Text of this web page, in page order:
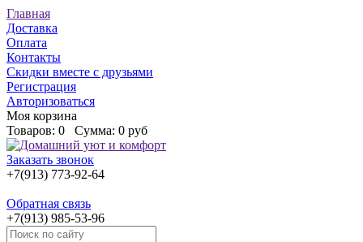
Главная
Доставка
Оплата
Контакты
Скидки вместе с друзьями
Регистрация
Авторизоваться
Моя корзина
Товаров: 0 Сумма: 0 руб
Заказать звонок
+7(913) 773-92-64
Обратная связь
+7(913) 985-53-96